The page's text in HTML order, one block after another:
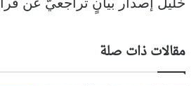
مقالات ذات صلة